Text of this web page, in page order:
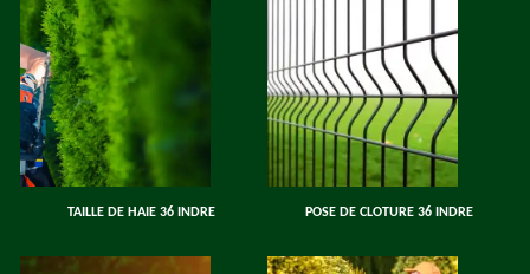
TAILLE DE HAIE 36 INDRE POSE DE CLOTURE 36 INDRE